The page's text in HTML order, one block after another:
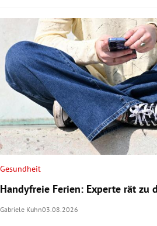
Gesundheit
Handyfreie Ferien: Experte rät zu
Gabriele Kuhn03.08.2026